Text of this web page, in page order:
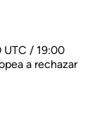
UTC / 19:00
a rechazar